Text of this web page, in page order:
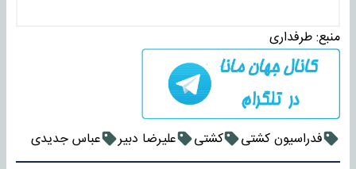
منبع:طرفداری
فدراسیون کشتی کشتی علیرضا دبیر عباس جدیدی